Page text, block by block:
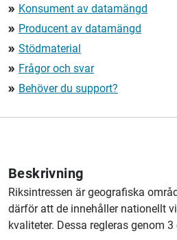
double_arrow Konsument av datamängd
double_arrow Producent av datamängd
double_arrow Stödmaterial
double_arrow Frågor och svar
double_arrow Behöver du support?
Beskrivning
Riksintressen är geografiska
därför att de innehåller nationellt
kvaliteter. Dessa regleras genom